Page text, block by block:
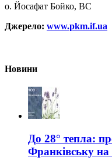
о. Йосафат Бойко, ВС
Джерело: www.pkm.if.ua
Новини
До 28° тепла:
Франківську на